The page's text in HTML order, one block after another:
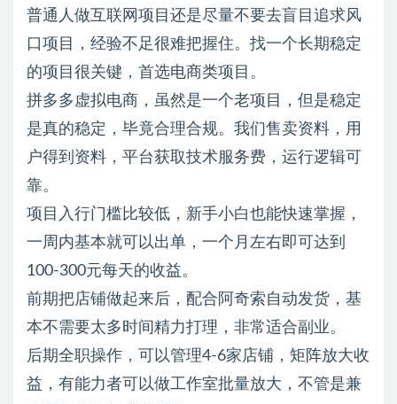
普通人做互联网项目还是尽量不要去盲目追求风
口项目，经验不足很难把握住。找一个长期稳定
的项目很关键，首选电商类项目。
拼多多虚拟电商，虽然是一个老项目，但是稳定
是真的稳定，毕竟合理合规。我们售卖资料，用
户得到资料，平台获取技术服务费，运行逻辑可
靠。
项目入行门槛比较低，新手小白也能快速掌握，
一周内基本就可以出单，一个月左右即可达到
100-300元每天的收益。
前期把店铺做起来后，配合阿奇索自动发货，基
本不需要太多时间精力打理，非常适合副业。
后期全职操作，可以管理4-6家店铺，矩阵放大收
益，有能力者可以做工作室批量放大，不管是兼